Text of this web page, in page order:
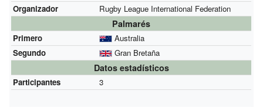
Organizador
Rugby League International Federation
Palmarés
Primero
Australia
Segundo
Gran Bretaña
Datos estadísticos
Participantes 3